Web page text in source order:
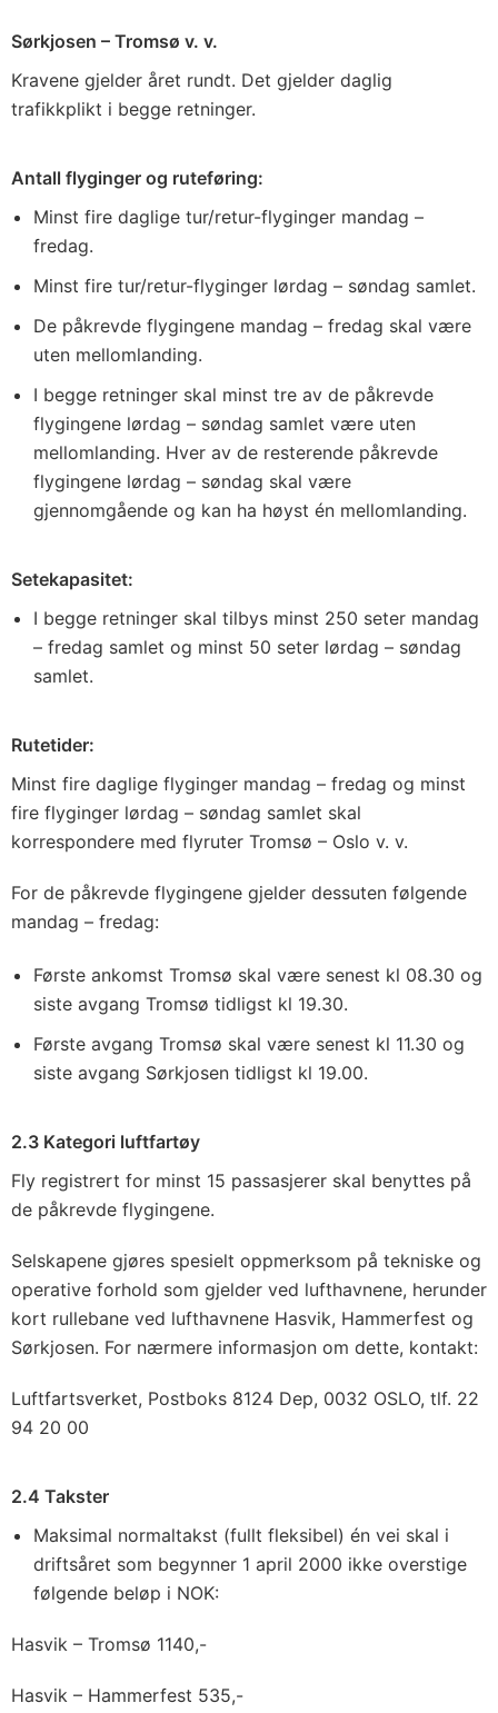
Sørkjosen – Tromsø v. v.
Kravene gjelder året rundt. Det gjelder daglig
trafikkplikt i begge retninger.
Antall flyginger og ruteføring:
Minst fire daglige tur/retur-flyginger mandag –
fredag.
Minst fire tur/retur-flyginger lørdag – søndag samlet.
De påkrevde flygingene mandag – fredag skal være
uten mellomlanding.
I begge retninger skal minst tre av de påkrevde
flygingene lørdag – søndag samlet være uten
mellomlanding. Hver av de resterende påkrevde
flygingene lørdag – søndag skal være
gjennomgående og kan ha høyst én mellomlanding.
Setekapasitet:
I begge retninger skal tilbys minst 250 seter mandag
– fredag samlet og minst 50 seter lørdag – søndag
samlet.
Rutetider:
Minst fire daglige flyginger mandag – fredag og minst
fire flyginger lørdag – søndag samlet skal
korrespondere med flyruter Tromsø – Oslo v. v.
For de påkrevde flygingene gjelder dessuten følgende
mandag – fredag:
Første ankomst Tromsø skal være senest kl 08.30 og
siste avgang Tromsø tidligst kl 19.30.
Første avgang Tromsø skal være senest kl 11.30 og
siste avgang Sørkjosen tidligst kl 19.00.
2.3 Kategori luftfartøy
Fly registrert for minst 15 passasjerer skal benyttes på
de påkrevde flygingene.
Selskapene gjøres spesielt oppmerksom på tekniske og
operative forhold som gjelder ved lufthavnene, herunder
kort rullebane ved lufthavnene Hasvik, Hammerfest og
Sørkjosen. For nærmere informasjon om dette, kontakt:
Luftfartsverket, Postboks 8124 Dep, 0032 OSLO, tlf. 22
94 20 00
2.4 Takster
Maksimal normaltakst (fullt fleksibel) én vei skal i
driftsåret som begynner 1 april 2000 ikke overstige
følgende beløp i NOK:
Hasvik – Tromsø 1140,-
Hasvik – Hammerfest 535,-